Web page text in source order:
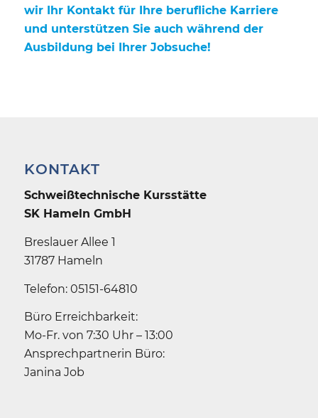
wir Ihr Kontakt für Ihre berufliche Karriere
und unterstützen Sie auch während der
Ausbildung bei Ihrer Jobsuche!
KONTAKT
Schweiß­technische Kursstätte
SK Hameln GmbH
Breslauer Allee 1
31787 Hameln
Telefon: 05151-64810
Büro Erreichbarkeit:
Mo-Fr. von 7:30 Uhr – 13:00
Ansprechpartnerin Büro:
Janina Job